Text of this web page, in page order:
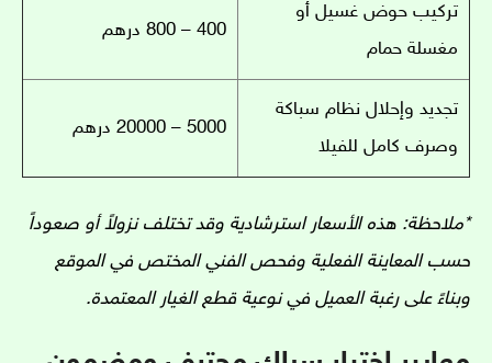
تركيب حوض غسيل أو
مغسلة حمام
400 – 800 درهم
تجديد وإحلال نظام سباكة
وصرف كامل للفيلا
5000 – 20000 درهم
*ملاحظة: هذه الأسعار استرشادية وقد تختلف نزولاً أو صعوداً
حسب المعاينة الفعلية وفحص الفني المختص في الموقع
وبناءً على رغبة العميل في نوعية قطع الغيار المعتمدة.